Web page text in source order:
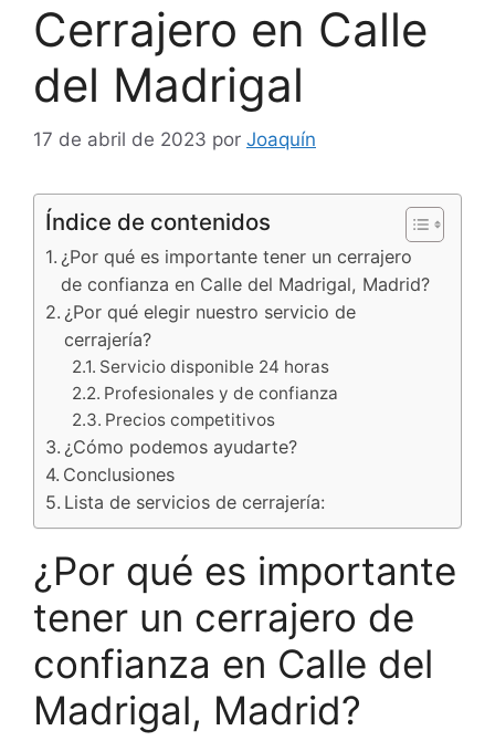
Cerrajero en Calle
del Madrigal
17 de abril de 2023 por Joaquín
Índice de contenidos
¿Por qué es importante tener un cerrajero
de confianza en Calle del Madrigal, Madrid?
¿Por qué elegir nuestro servicio de
cerrajería?
Servicio disponible 24 horas
Profesionales y de confianza
Precios competitivos
¿Cómo podemos ayudarte?
Conclusiones
Lista de servicios de cerrajería:
¿Por qué es importante
tener un cerrajero de
confianza en Calle del
Madrigal, Madrid?